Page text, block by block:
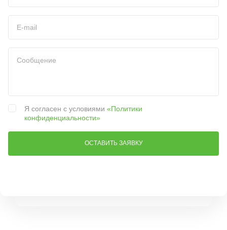
Я согласен с условиями «Политики
конфиденциальности»